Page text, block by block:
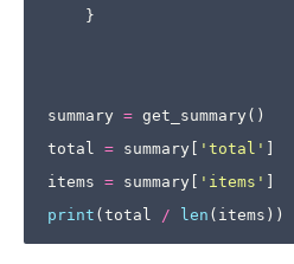
}
summary = get_summary ()
total = summary 'total'
items = summary 'items'
print ( total / len ( items ))